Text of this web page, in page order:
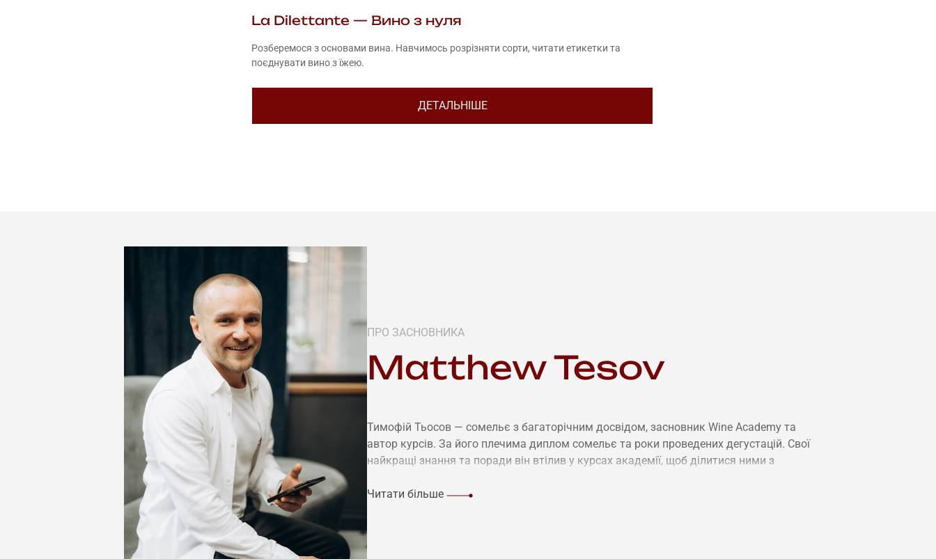
La Dilettante — Вино з нуля
Розберемося з основами вина. Навчимось розрізняти сорти, читати етикетки та
поєднувати вино з їжею.
ДЕТАЛЬНІШЕ
ПРО ЗАСНОВНИКА
Matthew Tesov
Тимофій Тьосов — сомельє з багаторічним досвідом, засновник Wine Academy та
автор курсів. За його плечима диплом сомельє та роки проведених дегустацій. Свої
найкращі знання та поради він втілив у курсах академії, щоб ділитися ними з
Читати більше